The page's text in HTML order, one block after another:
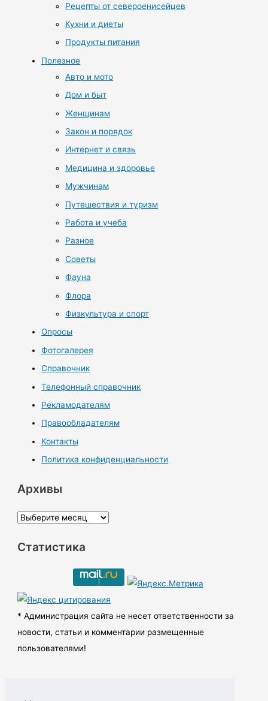
Рецепты от североенисейцев
Кухни и диеты
Продукты питания
Полезное
Авто и мото
Дом и быт
Женщинам
Закон и порядок
Интернет и связь
Медицина и здоровье
Мужчинам
Путешествия и туризм
Работа и учеба
Разное
Советы
Фауна
Флора
Физкультура и спорт
Опросы
Фотогалерея
Справочник
Телефонный справочник
Рекламодателям
Правообладателям
Контакты
Политика конфиденциальности
Архивы
А
х
ы
Статистика
* Администрация сайта не несет ответственности за
новости, статьи и комментарии размещенные
пользователями!